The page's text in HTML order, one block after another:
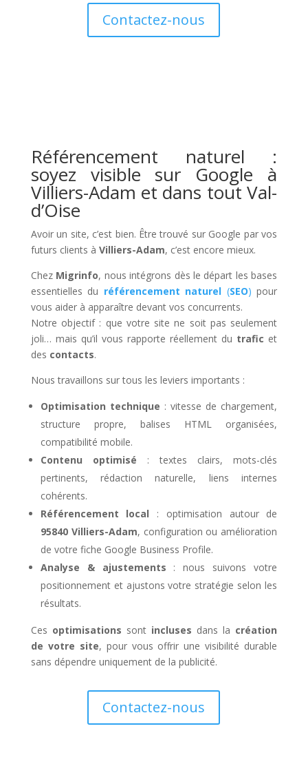
Contactez-nous
Référencement naturel :
soyez visible sur Google à
Villiers-Adam et dans tout Val-
d’Oise
Avoir un site, c’est bien. Être trouvé sur Google par vos
futurs clients à Villiers-Adam, c’est encore mieux.
Chez Migrinfo, nous intégrons dès le départ les bases
essentielles du référencement naturel (SEO) pour
vous aider à apparaître devant vos concurrents.
Notre objectif : que votre site ne soit pas seulement
joli… mais qu’il vous rapporte réellement du trafic et
des contacts.
Nous travaillons sur tous les leviers importants :
Optimisation technique : vitesse de chargement,
structure propre, balises HTML organisées,
compatibilité mobile.
Contenu optimisé : textes clairs, mots-clés
pertinents, rédaction naturelle, liens internes
cohérents.
Référencement local : optimisation autour de
95840 Villiers-Adam, configuration ou amélioration
de votre fiche Google Business Profile.
Analyse & ajustements : nous suivons votre
positionnement et ajustons votre stratégie selon les
résultats.
Ces optimisations sont incluses dans la création
de votre site, pour vous offrir une visibilité durable
sans dépendre uniquement de la publicité.
Contactez-nous